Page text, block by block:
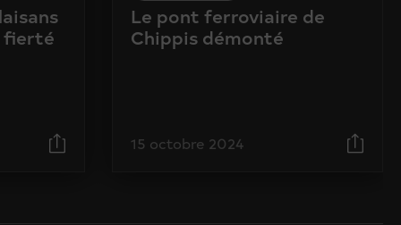
fierté
Le pont ferroviaire de
Chippis démonté
15 octobre 2024